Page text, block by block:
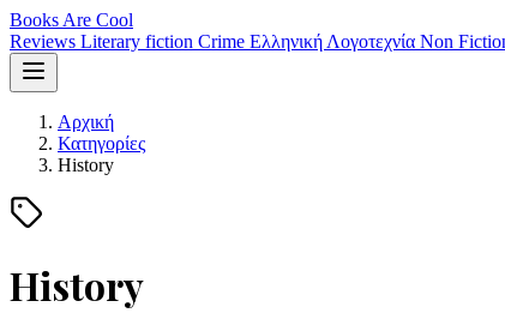
Books Are Cool
Reviews Literary fiction Crime Ελληνική Λογοτεχνία Non
Αρχική
Κατηγορίες
History
History